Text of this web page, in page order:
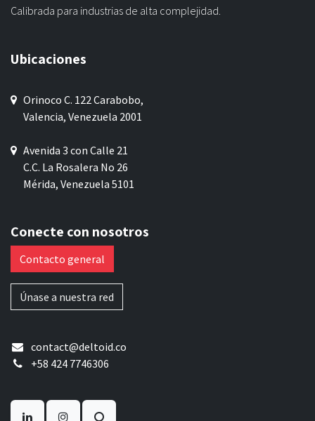
Calibrada para industrias de alta complejidad.
Ubicaciones
Orinoco C. 122 Carabobo,
Valencia, Venezuela 2001
Avenida 3 con Calle 21
C.C. La Rosalera No 26
Mérida, Venezuela 5101
Conecte con nosotros
Contacto general
Únase a nuestra red
contact@deltoid.co
+58 424 7746306